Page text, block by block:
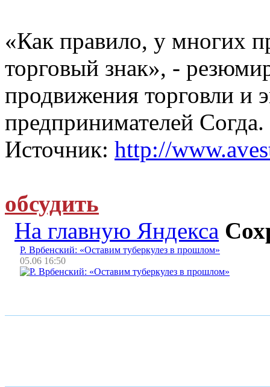
«Как правило, у многих
торговый знак», -
продвижения торговли и
предпринимателей Согда.
Источник: http://
обсудить
На главную Яндекса
Р. Врбенский: «Оставим туберкулез в прошлом»
05.06 16:50